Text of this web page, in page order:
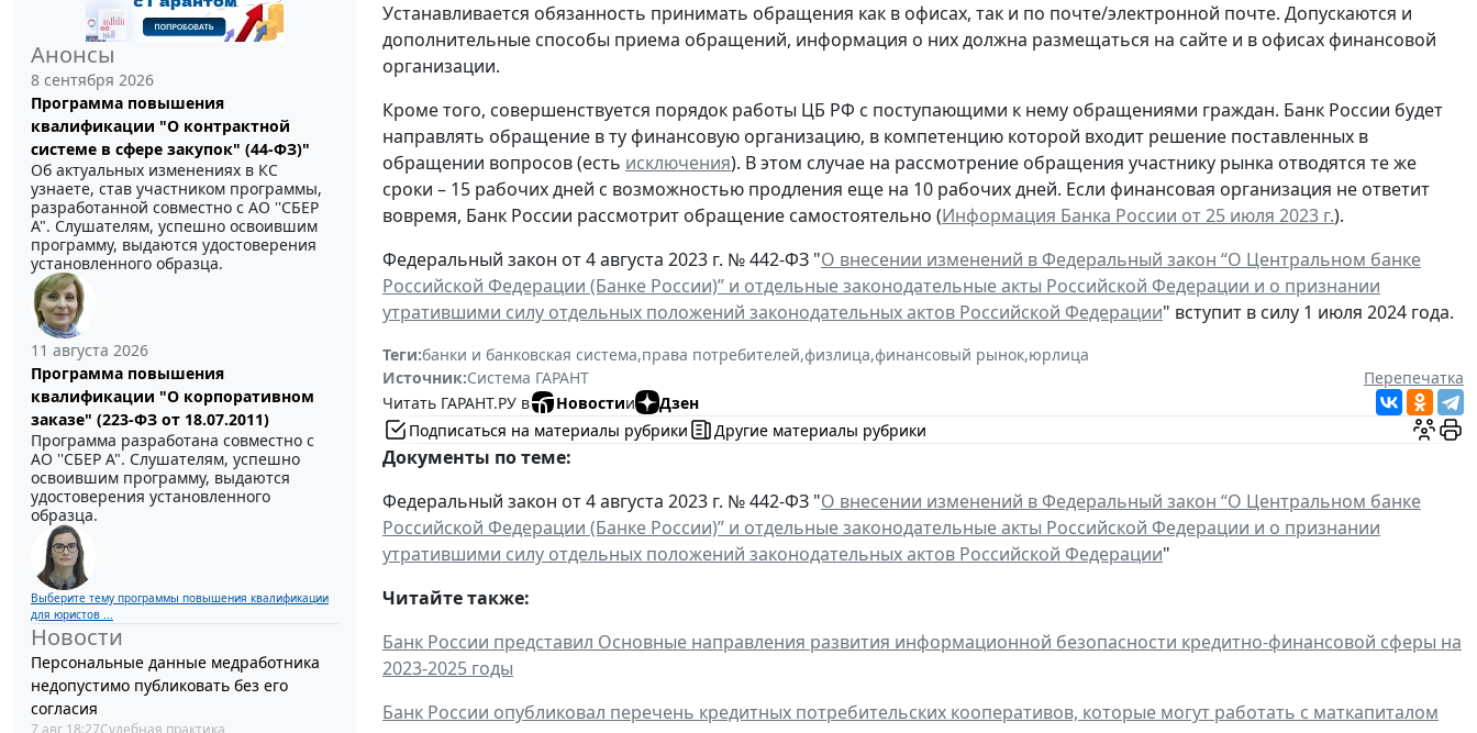
Анонсы
8 сентября 2026
Программа повышения
квалификации "О контрактной
системе в сфере закупок" (44-ФЗ)"
Об актуальных изменениях в КС
узнаете, став участником программы,
разработанной совместно с АО ''СБЕР
А". Слушателям, успешно освоившим
программу, выдаются удостоверения
установленного образца.
11 августа 2026
Программа повышения
квалификации "О корпоративном
заказе" (223-ФЗ от 18.07.2011)
Программа разработана совместно с
АО ''СБЕР А". Слушателям, успешно
освоившим программу, выдаются
удостоверения установленного
образца.
Выберите тему программы повышения квалификации
для юристов ...
Новости
Персональные данные медработника
недопустимо публиковать без его
согласия
Устанавливается обязанность принимать обращения как в офисах, так и по почте/электронной почте. Допускаются и
дополнительные способы приема обращений, информация о них должна размещаться на сайте и в офисах финансовой
организации.
Кроме того, совершенствуется порядок работы ЦБ РФ с поступающими к нему обращениями граждан. Банк России будет
направлять обращение в ту финансовую организацию, в компетенцию которой входит решение поставленных в
обращении вопросов (есть исключения). В этом случае на рассмотрение обращения участнику рынка отводятся те же
сроки – 15 рабочих дней с возможностью продления еще на 10 рабочих дней. Если финансовая организация не ответит
вовремя, Банк России рассмотрит обращение самостоятельно (Информация Банка России от 25 июля 2023 г.).
Федеральный закон от 4 августа 2023 г. № 442-ФЗ "О внесении изменений в Федеральный закон “О Центральном банке
Российской Федерации (Банке России)” и отдельные законодательные акты Российской Федерации и о признании
утратившими силу отдельных положений законодательных актов Российской Федерации" вступит в силу 1 июля 2024 года.
Теги:банки и банковская система,права потребителей,физлица,финансовый рынок,юрлица
Источник:Система ГАРАНТ
Перепечатка
Читать ГАРАНТ.РУ в
Новостии
Дзен
Подписаться на материалы рубрики
Другие материалы рубрики
Документы по теме:
Федеральный закон от 4 августа 2023 г. № 442-ФЗ "О внесении изменений в Федеральный закон “О Центральном банке
Российской Федерации (Банке России)” и отдельные законодательные акты Российской Федерации и о признании
утратившими силу отдельных положений законодательных актов Российской Федерации"
Читайте также:
Банк России представил Основные направления развития информационной безопасности кредитно-финансовой сферы на
2023-2025 годы
Банк России опубликовал перечень кредитных потребительских кооперативов, которые могут работать с маткапиталом